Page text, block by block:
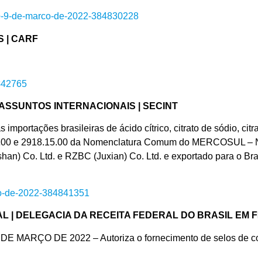
9-de-marco-de-2022-384830228
| CARF
INTERNACIONAIS | SECINT
brasileiras de ácido cítrico, citrato de sódio,
e 2918.15.00 da Nomenclatura Comum do MERCOSUL –
Co. Ltd. e RZBC (Juxian) Co. Ltd. e exportado para o
de-2022-384841351
| DELEGACIA DA RECEITA FEDERAL DO BRASIL EM
MARÇO DE 2022 – Autoriza o fornecimento de selos de